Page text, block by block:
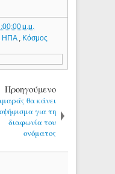
μ.μ.
ΗΠΑ , Κόσμος
Προηγούμενο
θα κάνει
για τη
διαφωνία του
ονόματος